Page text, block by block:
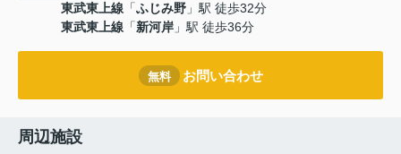
東武東上線 「ふじみ野 」駅 徒歩32分
東武東上線 「新河岸 」駅 徒歩36分
無料 お問い合わせ
周辺施設